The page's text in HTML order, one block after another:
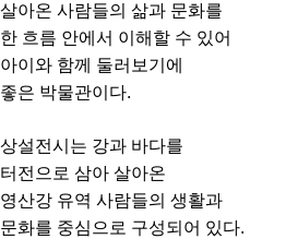
살아온 사람들의 삶과 문화를
한 흐름 안에서 이해할 수 있어
아이와 함께 둘러보기에
좋은 박물관이다.
상설전시는 강과 바다를
터전으로 삼아 살아온
영산강 유역 사람들의 생활과
문화를 중심으로 구성되어 있다.